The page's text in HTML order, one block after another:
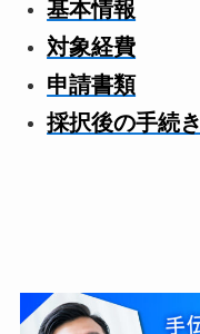
基本情報
対象経費
申請書類
採択後の手続き